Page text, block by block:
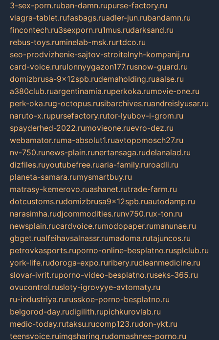
3-sex-porn.ruban-damn.rupurse-factory.ru
viagra-tablet.rufasbags.ruadler-jun.rubandamn.ru
fincontech.ru3sexporn.ru1mus.rudarksand.ru
rebus-toys.ruminelab-msk.rurtdco.ru
seo-prodvizhenie-sajtov-stroitelnyh-kompanij.ru
card-voice.rurulonnyygazon177.rusnow-guard.ru
domizbrusa-9x12spb.rudemaholding.ruaalse.ru
a380club.ruargentinamia.ruperkoka.rumovie-one.ru
perk-oka.rug-octopus.rusibarchives.ruandreislyusar.ru
naruto-x.rupursefactory.rutor-lyubov-i-grom.ru
spayderhed-2022.rumovieone.ruevro-dez.ru
webamator.ruma-absolut1.ruavtopomosch27.ru
nv-750.runews-plain.runertansaga.rudelanalad.ru
dizfiles.ruyoutubefree.ruaria-family.ruroadli.ru
planeta-samara.rumysmartbuy.ru
matrasy-kemerovo.ruashanet.rutrade-farm.ru
dotcustoms.rudomizbrusa9x12spb.ruautodamp.ru
narasimha.rudjcommodities.runv750.rux-ton.ru
newsplain.rucardvoice.rumodopaper.rumanunae.ru
gbget.rualfeihavsalnassr.rumadoma.rutajuncos.ru
petrovkasports.ruporno-online-besplatno.rusplclub.ru
york-life.rudoroga-expo.ruribery.rucleanmedicine.ru
slovar-ivrit.ruporno-video-besplatno.ruseks-365.ru
ovucontrol.rusloty-igrovyye-avtomaty.ru
ru-industriya.rurusskoe-porno-besplatno.ru
belgorod-day.rudigilith.rupichkurovlab.ru
medic-today.rutaksu.rucomp123.rudon-ykt.ru
teensvoice.ruimgsharing.rudomashnee-porno.ru